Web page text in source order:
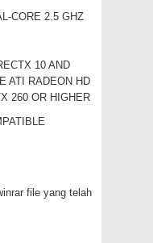
CORE 2.5 GHZ
10 AND
ATI RADEON HD
260 OR HIGHER
file yang telah